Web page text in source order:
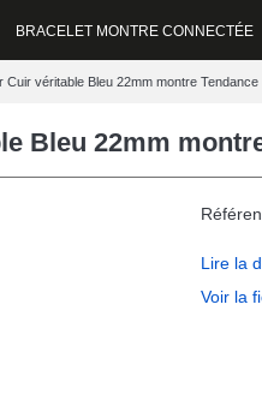
BRACELET MONTRE CONNECTÉE
Cuir véritable Bleu 22mm montre Tendance
Bleu 22mm
Lire la
Voir la